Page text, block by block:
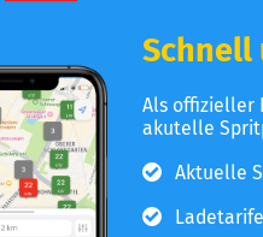
Schnell
Als offizieller
akutelle
Aktuelle